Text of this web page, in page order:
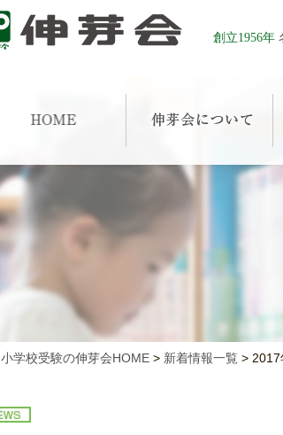
創立1956年
小学校受験の伸芽会HOME > 新着情報一覧 >